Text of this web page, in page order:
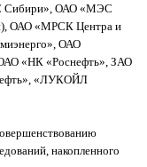
Сибири», ОАО «МЭС
ОАО «МРСК Центра и
ОАО
«НК «Роснефть», ЗАО
«ЛУКОЙЛ
накопленного